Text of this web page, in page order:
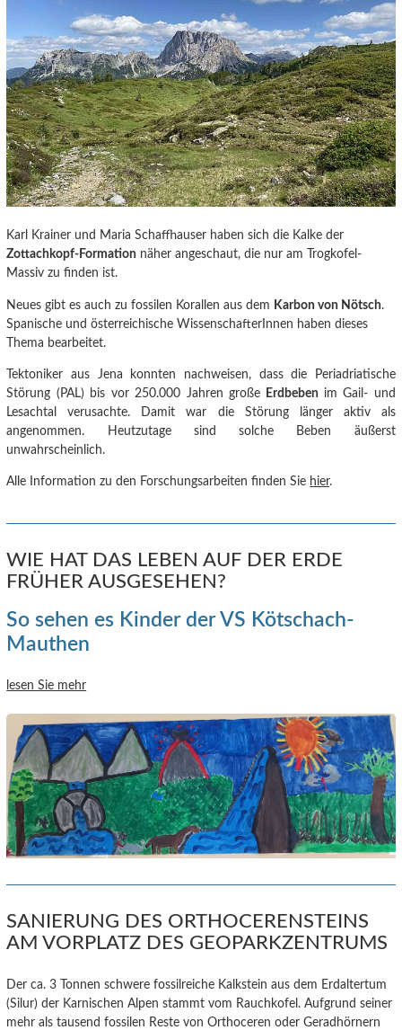
Karl Krainer und Maria Schaffhauser haben sich die Kalke der
Zottachkopf-Formation näher angeschaut, die nur am Trogkofel-
Massiv zu finden ist.
Neues gibt es auch zu fossilen Korallen aus dem Karbon von Nötsch.
Spanische und österreichische WissenschafterInnen haben dieses
Thema bearbeitet.
Tektoniker aus Jena konnten nachweisen, dass die Periadriatische
Störung (PAL) bis vor 250.000 Jahren große Erdbeben im Gail- und
Lesachtal verusachte.
Damit war die Störung länger aktiv als
angenommen. Heutzutage sind solche Beben äußerst
unwahrscheinlich.
Alle Information zu den Forschungsarbeiten finden Sie hier.
WIE HAT DAS LEBEN AUF DER ERDE
FRÜHER AUSGESEHEN?
So sehen es Kinder der VS Kötschach-
Mauthen
lesen Sie mehr
SANIERUNG DES ORTHOCERENSTEINS
AM VORPLATZ DES GEOPARKZENTRUMS
Der ca. 3 Tonnen schwere fossilreiche Kalkstein aus dem Erdaltertum
(Silur) der Karnischen Alpen stammt vom Rauchkofel.Aufgrund seiner
mehr als tausend fossilen Reste von Orthoceren oder Geradhörnern